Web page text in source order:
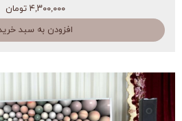
۴,۳۰۰,۰۰۰ تومان
افزودن به سبد